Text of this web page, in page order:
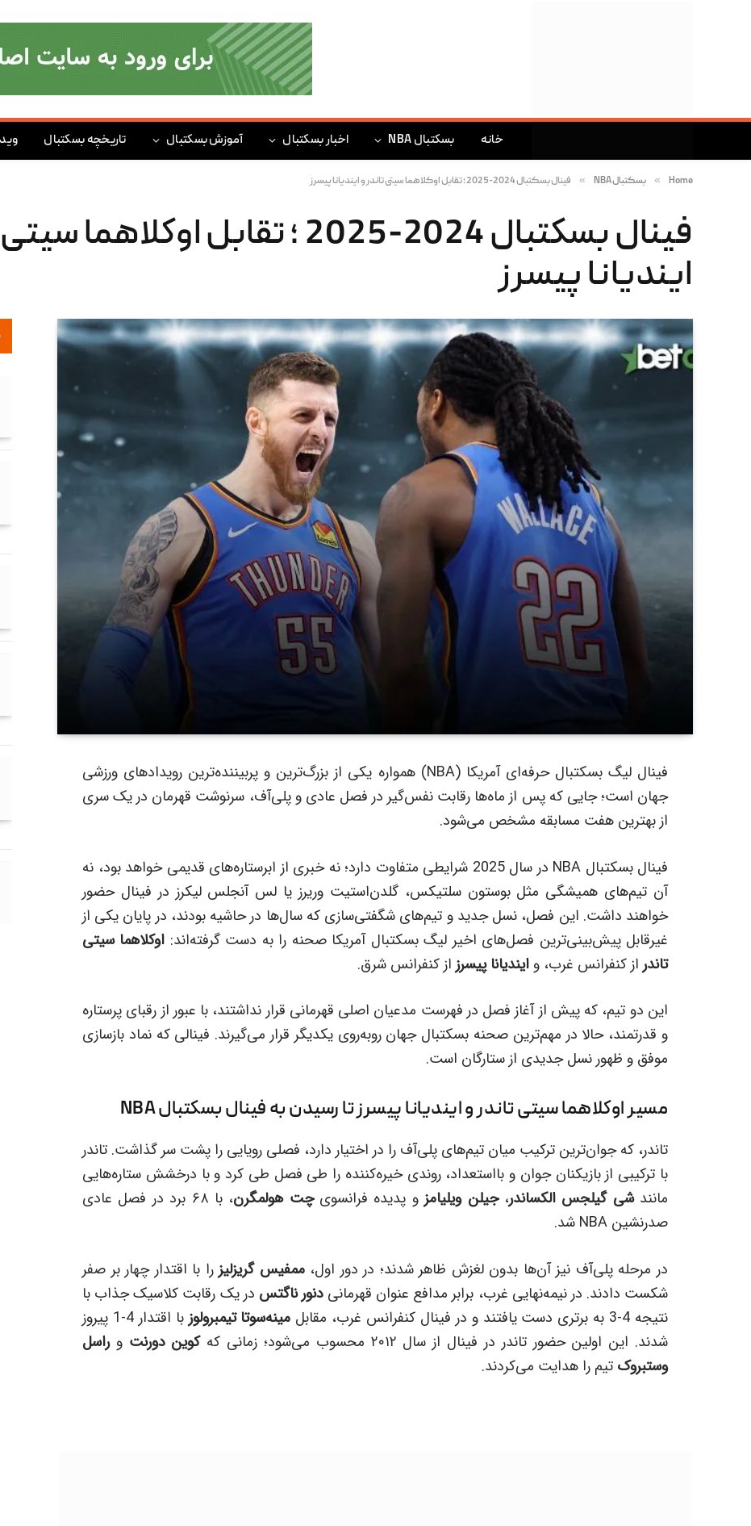
خانه بسکتبال NBA اخبار بسکتبال آموزش بسکتبال تاریخچه بسکتبال
Home
» بسکتبال NBA » فینال بسکتبال 2024-2025 ؛ تقابل اوکلاهما سیتی تاندر و ایندیانا پیسرز
فینال بسکتبال 2024-2025 ؛ تقابل
ایندیانا پیسرز
فینال لیگ بسکتبال حرفه‌ای آمریکا (NBA) همواره یکی از بزرگ‌ترین و پربیننده‌ترین رویدادهای ورزشی
جهان است؛ جایی که پس از ماه‌ها رقابت نفس‌گیر در فصل عادی و پلی‌آف، سرنوشت قهرمان در یک سری
از بهترین هفت مسابقه مشخص می‌شود.
فینال بسکتبال NBA در سال 2025 شرایطی متفاوت دارد؛ نه خبری از ابرستاره‌های قدیمی‌ خواهد بود، نه
آن تیم‌های همیشگی مثل بوستون سلتیکس، گلدن‌استیت وریرز یا لس آنجلس لیکرز در فینال حضور
خواهند داشت. این فصل، نسل جدید و تیم‌های شگفتی‌سازی که سال‌ها در حاشیه بودند، در پایان یکی از
غیرقابل پیش‌بینی‌ترین فصل‌های اخیر لیگ بسکتبال آمریکا صحنه را به دست گرفته‌اند: اوکلاهما سیتی
تاندر از کنفرانس غرب، و ایندیانا پیسرز از کنفرانس شرق.
این دو تیم، که پیش از آغاز فصل در فهرست مدعیان اصلی قهرمانی قرار نداشتند، با عبور از رقبای پرستاره
و قدرتمند، حالا در مهم‌ترین صحنه بسکتبال جهان روبه‌روی یکدیگر قرار می‌گیرند. فینالی که نماد بازسازی
موفق و ظهور نسل جدیدی از ستارگان است.
مسیر اوکلاهما سیتی تاندر و ایندیانا پیسرز تا رسیدن به فینال بسکتبال NBA
تاندر، که جوان‌ترین ترکیب میان تیم‌های پلی‌آف را در اختیار دارد، فصلی رویایی را پشت سر گذاشت. تاندر
با ترکیبی از بازیکنان جوان و بااستعداد، روندی خیره‌کننده را طی فصل طی کرد و با درخشش ستاره‌هایی
مانندشی گیلجس الکساندر،جیلن ویلیامزو پدیده فرانسویچت هولمگرن
، با ۶۸ برد در فصل عادی
صدرنشین NBA شد.
در مرحله پلی‌آف نیز آن‌ها بدون لغزش ظاهر شدند؛ در دور اول،ممفیس گریزلیزرا با اقتدار چهار بر صفر
شکست دادند. در نیمه‌نهایی غرب، برابر مدافع عنوان قهرمانیدنور ناگتس در یک رقابت کلاسیک جذاب با
نتیجه 4-3 به برتری دست یافتند و در فینال کنفرانس غرب، مقابل
مینه‌سوتا تیمبرولوز
با اقتدار 4-1 پیروز
شدند. این اولین حضور تاندر در فینال از سال ۲۰۱۲ محسوب می‌شود؛ زمانی که
کوین دورنت وراسل
وستبروک تیم را هدایت می‌کردند.